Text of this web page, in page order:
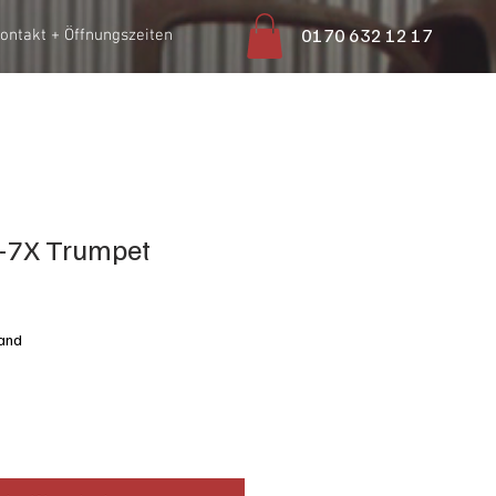
+ Öffnungszeiten 0170 632 12 17
Trumpet